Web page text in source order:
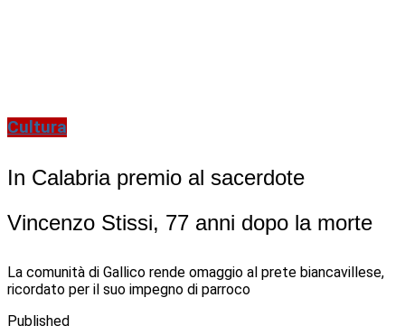
Cultura
In Calabria premio al sacerdote
Vincenzo Stissi, 77 anni dopo la morte
La comunità di Gallico rende omaggio al prete biancavillese,
ricordato per il suo impegno di parroco
Published